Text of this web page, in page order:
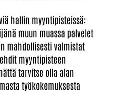
hallin myyntipisteissä:
muun muassa palvelet
mahdollisesti valmistat
myyntipisteen
tarvitse olla alan
työkokemuksesta